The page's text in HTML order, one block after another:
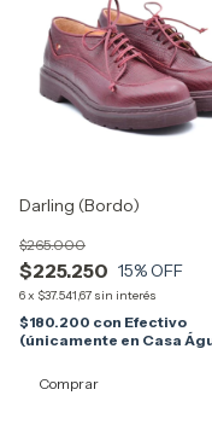
Darling (Bordo)
$225.250
$265.000
15% OFF
6x $37.541,67 sin interés
$180.200 con Efectivo
(únicamente en Casa
Comprar